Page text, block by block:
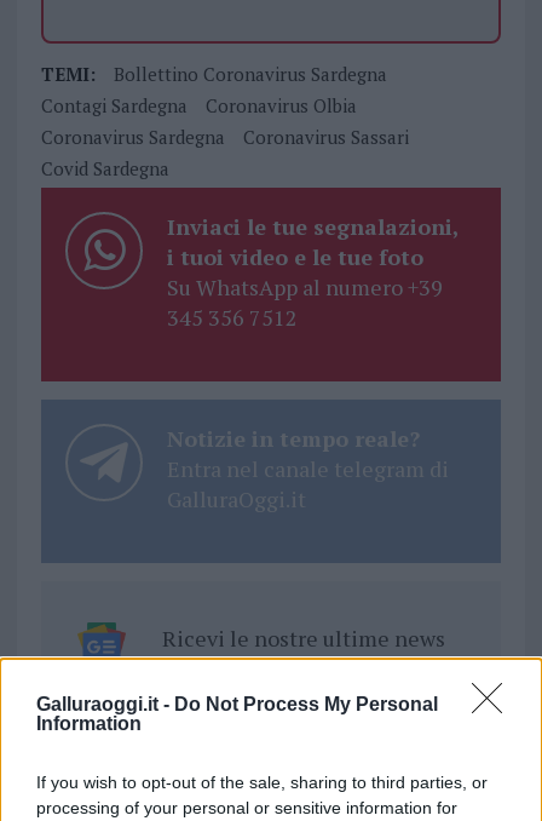
Galluraoggi.it - Do Not Process My Personal
Information
If you wish to opt-out of the sale, sharing to third parties, or
processing of your personal or sensitive information for
TEMI:
Bollettino Coronavirus Sardegna
Contagi Sardegna
Coronavirus Olbia
Coronavirus Sardegna
Coronavirus Sassari
Covid Sardegna
Inviaci le tue segnalazioni,
i tuoi video e le tue foto
Su WhatsApp al numero +39
345 356 7512
Notizie in tempo reale?
Entra nel canale telegram di
GalluraOggi.it
Ricevi le nostre ultime news
daGoogle News
Condividi l'articolo